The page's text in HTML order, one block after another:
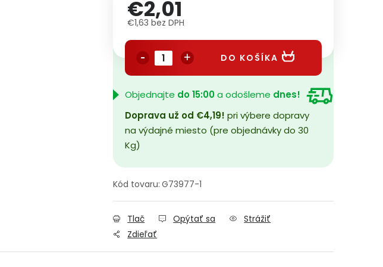
€2,01
€1,63 bez DPH
DO KOŠÍKA
Objednajte do 15:00a odošleme dnes!
Doprava už od €4,19! pri výbere dopravy
na výdajné miesto (pre objednávky do 30
Kg)
Kód tovaru: G73977-1
Tlač Opýtať sa
Strážiť
Zdieľať